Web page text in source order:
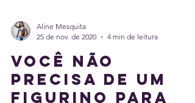
Aline Mesquita
25 de nov. de 2020
4 min de leitura
Você não